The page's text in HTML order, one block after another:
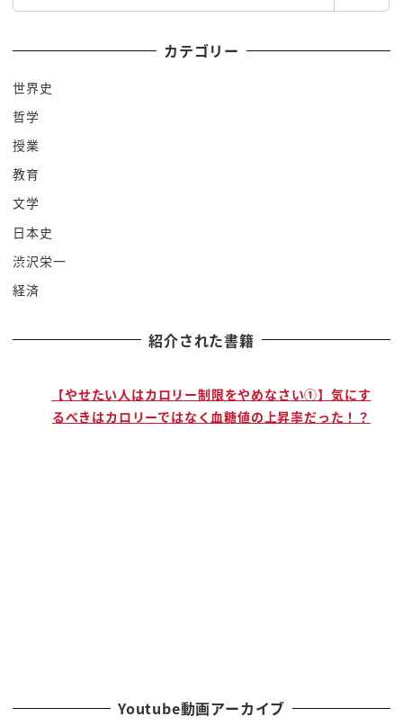
面白いですねー
近所だから
でサッカーがって
えっと多分その竜馬像があるところがありますね
行ってみよ
竜馬像を見に行こおいっ
だからん
あったあった
あれだ
そこで子ども児童館中高生プラザという
ほらリッターでしょ
しっかりいるんですよ
じゃあなるほどああ
索
カテゴリー
世界史
哲学
授業
教育
文学
日本史
渋沢栄一
経済
紹介された書籍
【やせたい人はカロリー制限をやめなさい①】気にす
るべきはカロリーではなく血糖値の上昇率だった！？
Youtube動画アーカイブ